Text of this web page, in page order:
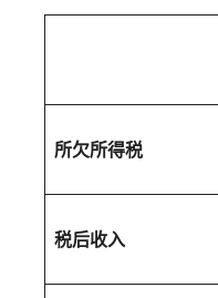
所欠所得税
税后收入